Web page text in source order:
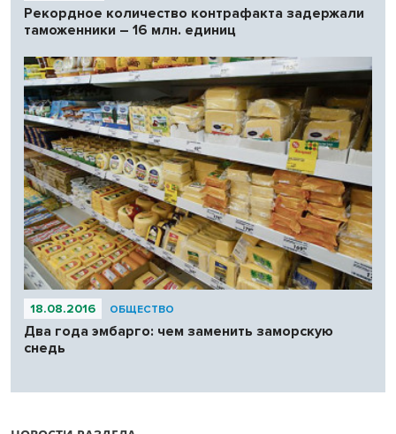
Рекордное количество контрафакта задержали
таможенники – 16 млн. единиц
18.08.2016 ОБЩЕСТВО
Два года эмбарго: чем заменить заморскую
снедь